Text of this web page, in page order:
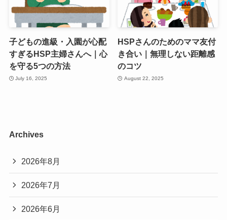
子どもの進級・入園が心配
すぎるHSP主婦さんへ｜心
を守る5つの方法
July 16, 2025
HSPさんのためのママ友付
き合い｜無理しない距離感
のコツ
August 22, 2025
Archives
2026年8月
2026年7月
2026年6月